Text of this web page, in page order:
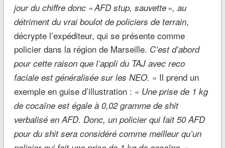
jour du chiffre donc « AFD stup, sauvette », au
détriment du vrai boulot de policiers de terrain,
décrypte l’expéditeur, qui se présente comme
policier dans la région de Marseille. C’est d’abord
pour cette raison que l’appli du TAJ avec reco
faciale est généralisée sur les NEO. » Il prend un
exemple en guise d’illustration : « Une prise de 1 kg
de cocaïne est égale à 0,02 gramme de shit
verbalisé en AFD. Donc, un policier qui fait 50 AFD
pour du shit sera considéré comme meilleur qu’un